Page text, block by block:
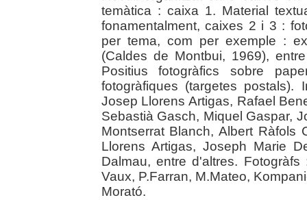
temàtica : caixa 1. Material
fonamentalment, caixes 2 i 3 :
per tema, com per exemple :
(Caldes de Montbui, 1969),
Positius fotogràfics sobre
fotogràfiques (targetes
Josep Llorens Artigas, Rafael
Sebastià Gasch, Miquel Gaspar,
Montserrat Blanch, Albert Ràfols
Llorens Artigas, Joseph Marie
Dalmau, entre d'altres.
Vaux, P.Farran, M.Mateo,
Morató.